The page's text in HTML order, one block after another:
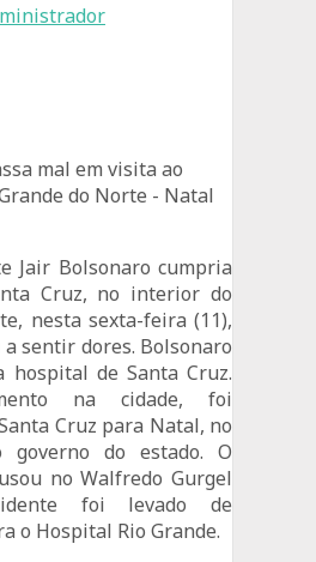
Jair Bolsonaro cumpria
Cruz, no interior do
nesta sexta-feira (11),
sentir dores. Bolsonaro
hospital de Santa Cruz.
na cidade, foi
Cruz para Natal, no
governo do estado. O
no Walfredo Gurgel
foi levado de
o Hospital Rio Grande.